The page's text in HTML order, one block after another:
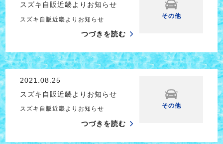
スズキ自販近畿よりお知らせ
スズキ自販近畿よりお知らせ
つづきを読む
その他
2021.08.25
スズキ自販近畿よりお知らせ
スズキ自販近畿よりお知らせ
つづきを読む
その他